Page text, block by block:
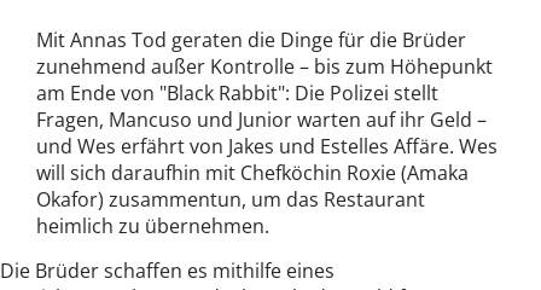
Mit Annas Tod geraten die Dinge für die Brüder
zunehmend außer Kontrolle – bis zum Höhepunkt
am Ende von "Black Rabbit": Die Polizei stellt
Fragen, Mancuso und Junior warten auf ihr Geld –
und Wes erfährt von Jakes und Estelles Affäre. Wes
will sich daraufhin mit Chefköchin Roxie (Amaka
Okafor) zusammentun, um das Restaurant
heimlich zu übernehmen.
Die Brüder schaffen es mithilfe eines